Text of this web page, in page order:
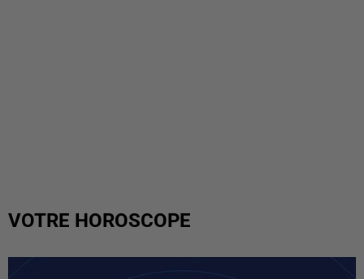
VOTRE HOROSCOPE